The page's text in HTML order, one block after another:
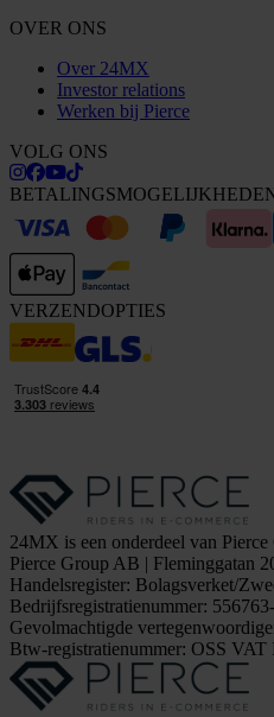
OVER ONS
Over 24MX
Investor relations
Werken bij Pierce
VOLG ONS
VERZENDOPTIES
24MX is een onderdeel van
Pierce Group AB | Fleminggatan
Handelsregister: Bolagsverket/
Bedrijfsregistratienummer:
Gevolmachtigde
Btw-registratienummer: OSS